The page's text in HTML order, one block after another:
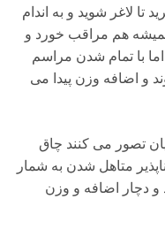
لاغر شوید و به اندام
هم مراقب خورد و
با تمام شدن مراسم
و اضافه وزن پیدا می
تصور می کنند چاق
متاهل شدن به شمار
و دچار اضافه و وزن